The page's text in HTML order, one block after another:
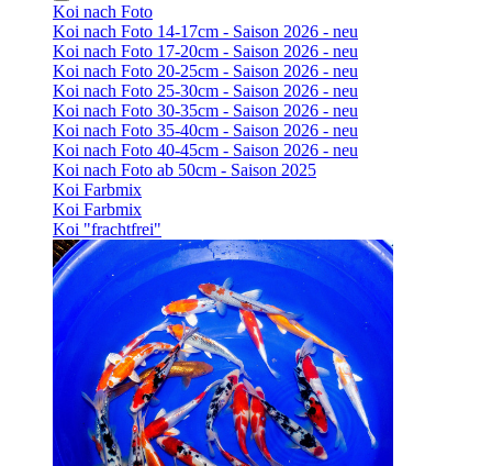
Koi nach Foto
Koi nach Foto 14-17cm - Saison 2026 - neu
Koi nach Foto 17-20cm - Saison 2026 - neu
Koi nach Foto 20-25cm - Saison 2026 - neu
Koi nach Foto 25-30cm - Saison 2026 - neu
Koi nach Foto 30-35cm - Saison 2026 - neu
Koi nach Foto 35-40cm - Saison 2026 - neu
Koi nach Foto 40-45cm - Saison 2026 - neu
Koi nach Foto ab 50cm - Saison 2025
Koi Farbmix
Koi Farbmix
Koi "frachtfrei"